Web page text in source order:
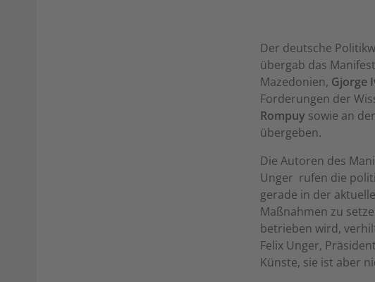
Der deutsche
übergab das
Mazedonien, Gjorge
Forderungen der
Rompuy sowie an
übergeben.
Die Autoren des
Unger  rufen die
gerade in der
Maßnahmen zu
betrieben wird,
Felix Unger,
Künste, sie ist aber